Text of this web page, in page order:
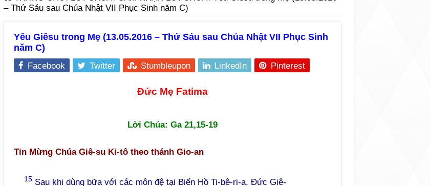
– Thứ Sáu sau Chúa Nhật VII Phục Sinh năm C)
Yêu Giêsu trong Mẹ (13.05.2016 – Thứ Sáu sau Chúa Nhật VII Phục Sinh
năm C)
Facebook Twitter Stumbleupon LinkedIn Pinterest
Đức Mẹ Fatima
Lời Chúa: Ga 21,15-19
Tin Mừng Chúa Giê-su Ki-tô theo thánh Gio-an
15Sau khi dùng bữa với các môn đệ tại Biển Hồ Ti-bê-ri-a, Đức Giê-